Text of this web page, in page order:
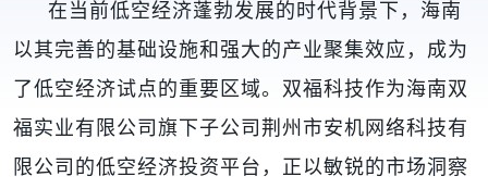
在当前低空经济蓬勃发展的时代背景下，海南
以其完善的基础设施和强大的产业聚集效应，成为
了低空经济试点的重要区域。双福科技作为海南双
福实业有限公司旗下子公司荆州市安机网络科技有
限公司的低空经济投资平台，正以敏锐的市场洞察